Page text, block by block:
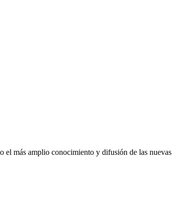
el más amplio conocimiento y difusión de las nuevas